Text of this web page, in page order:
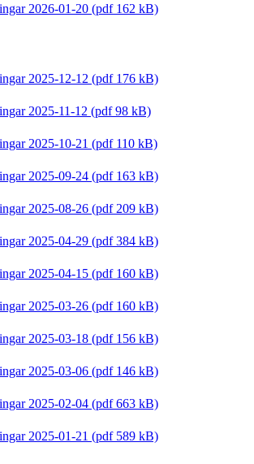
2026-01-20 (pdf 162 kB)
2025-12-12 (pdf 176 kB)
2025-11-12 (pdf 98 kB)
2025-10-21 (pdf 110 kB)
2025-09-24 (pdf 163 kB)
2025-08-26 (pdf 209 kB)
2025-04-29 (pdf 384 kB)
2025-04-15 (pdf 160 kB)
2025-03-26 (pdf 160 kB)
2025-03-18 (pdf 156 kB)
2025-03-06 (pdf 146 kB)
2025-02-04 (pdf 663 kB)
2025-01-21 (pdf 589 kB)